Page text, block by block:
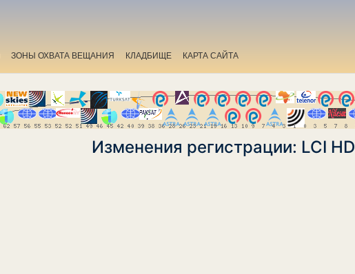
ЗОНЫ ОХВАТА ВЕЩАНИЯ КЛАДБИЩЕ КАРТА САЙТА
Изменения регистрации: LCI HD